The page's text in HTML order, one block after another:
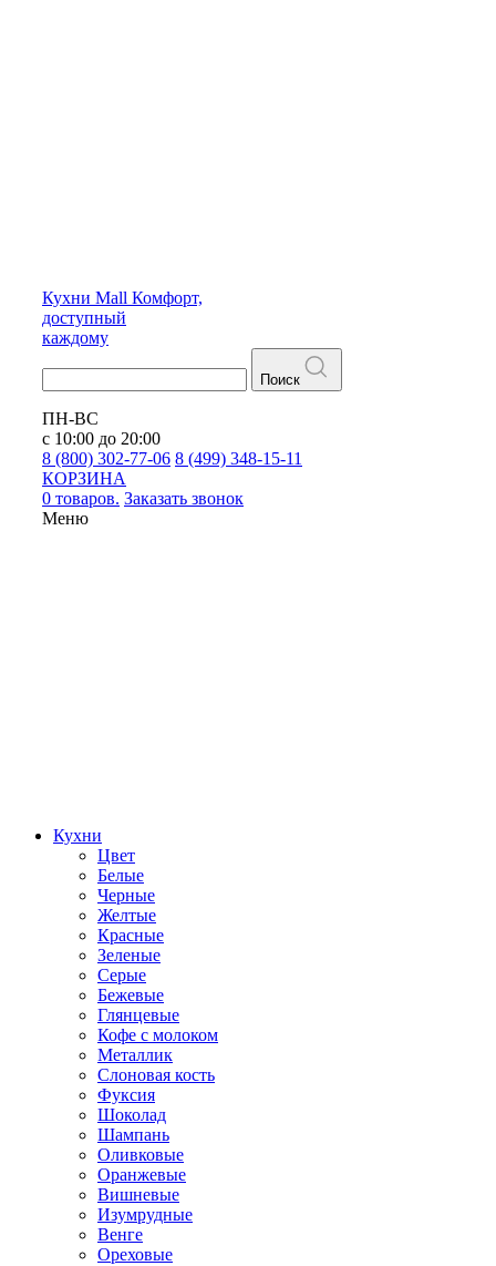
Кухни Mall Комфорт,
доступный
каждому
Поиск
ПН-ВС
с 10:00 до 20:00
8 (800) 302-77-06 8 (499) 348-15-11
КОРЗИНА
0 товаров. Заказать звонок
Меню
Кухни
Цвет
Белые
Черные
Желтые
Красные
Зеленые
Серые
Бежевые
Глянцевые
Кофе с молоком
Металлик
Слоновая кость
Фуксия
Шоколад
Шампань
Оливковые
Оранжевые
Вишневые
Изумрудные
Венге
Ореховые